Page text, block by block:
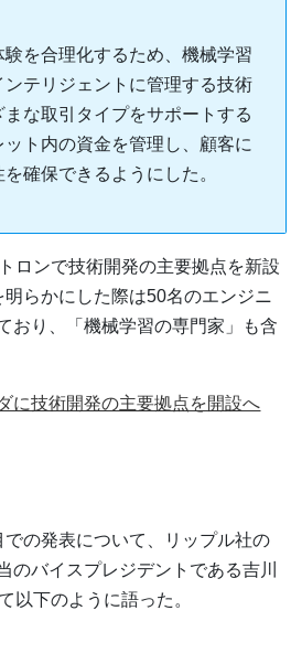
を合理化するため、機械学習
テリジェントに管理する技術
な取引タイプをサポートする
ト内の資金を管理し、顧客に
確保できるようにした。
ロンで技術開発の主要拠点を新設
らかにした際は50名のエンジニ
おり、「機械学習の専門家」も含
に技術開発の主要拠点を開設へ
の発表について、リップル社の
のバイスプレジデントである吉川
以下のように語った。